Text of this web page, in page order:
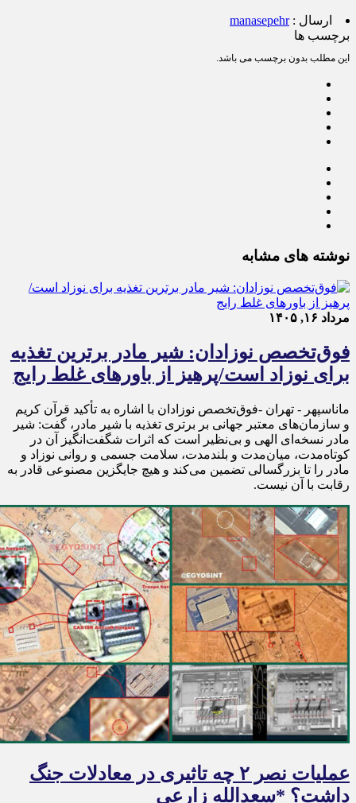
ارسال :manasepehr
برچسب ها
این مطلب بدون برچسب می باشد.
نوشته های مشابه
مرداد ۱۶, ۱۴۰۵
فوق‌تخصص نوزادان: شیر مادر برترین تغذیه
برای نوزاد است/پرهیز از باورهای غلط رایج
ماناسپهر - تهران -فوق‌تخصص نوزادان با اشاره به تأکید قرآن کریم
و سازمان‌های معتبر جهانی بر برتری تغذیه با شیر مادر، گفت: شیر
مادر نسخه‌ای الهی و بی‌نظیر است که اثرات شگفت‌انگیز آن در
کوتاه‌مدت، میان‌مدت و بلندمدت، سلامت جسمی و روانی نوزاد و
مادر را تا بزرگسالی تضمین می‌کند و هیچ جایگزین مصنوعی قادر به
رقابت با آن نیست.
عملیات نصر ۲ چه تاثیری در معادلات جنگ
داشت؟ *سعدالله زارعی